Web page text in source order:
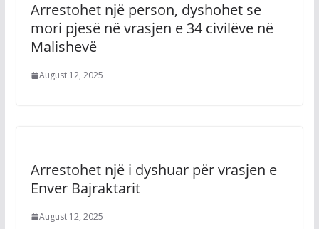
Arrestohet një person, dyshohet se
mori pjesë në vrasjen e 34 civilëve në
Malishevë
August 12, 2025
Arrestohet një i dyshuar për vrasjen e
Enver Bajraktarit
August 12, 2025